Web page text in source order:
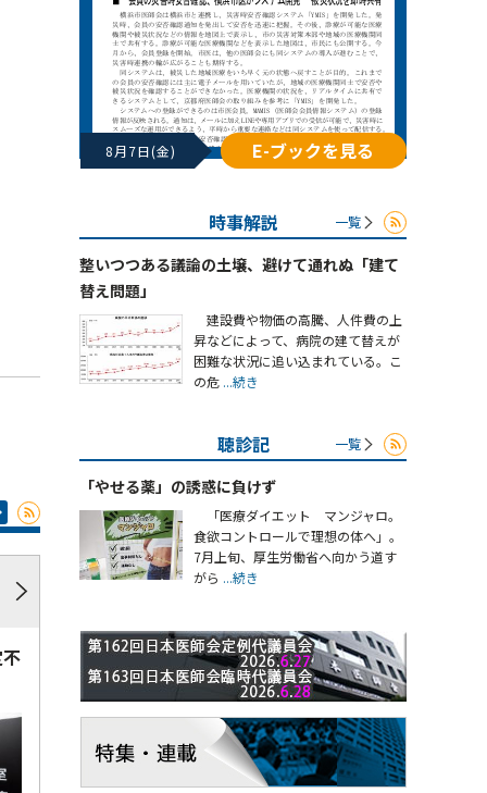
8月7日(金) E-ブックを見る
時事解説 一覧
整いつつある議論の土壌、避けて通れぬ「建て
替え問題」
建設費や物価の高騰、人件費の上
昇などによって、病院の建て替えが
困難な状況に追い込まれている。こ
の危 ...続き
聴診記 一覧
「やせる薬」の誘惑に負けず
「医療ダイエット マンジャロ。
食欲コントロールで理想の体へ」。
7月上旬、厚生労働省へ向かう道す
がら ...続き